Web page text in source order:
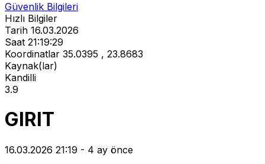
Güvenlik Bilgileri
Hızlı Bilgiler
Tarih 16.03.2026
Saat 21:19:29
Koordinatlar 35.0395 , 23.8683
Kaynak(lar)
Kandilli
3.9
GIRIT
16.03.2026 21:19 - 4 ay önce